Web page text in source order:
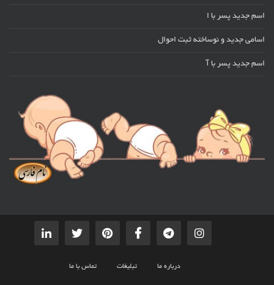
اسم جدید پسر با ا
اسامی جدید و نوساخته ثبت احوال
اسم جدید پسر با آ
درباره ما تبلیغات تماس با ما